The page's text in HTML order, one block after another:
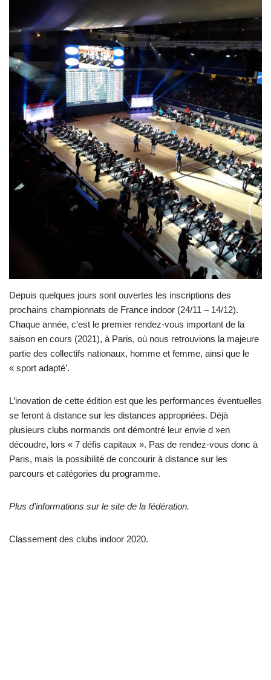
Depuis quelques jours sont ouvertes les inscriptions des
prochains championnats de France indoor (24/11 – 14/12).
Chaque année, c’est le premier rendez-vous important de la
saison en cours (2021), à Paris, où nous retrouvions la majeure
partie des collectifs nationaux, homme et femme, ainsi que le
« sport adapté’.
L’inovation de cette édition est que les performances éventuelles
se feront à distance sur les distances appropriées. Déjà
plusieurs clubs normands ont démontré leur envie d »en
découdre, lors « 7 défis capitaux ». Pas de rendez-vous donc à
Paris, mais la possibilité de concourir à distance sur les
parcours et catégories du programme.
Plus d’informations sur le site de la fédération.
Classement des clubs indoor 2020.